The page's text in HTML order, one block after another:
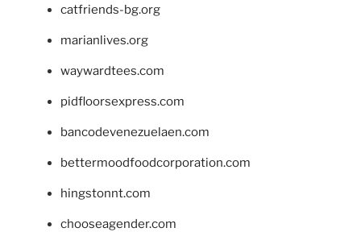
catfriends-bg.org
marianlives.org
waywardtees.com
pidfloorsexpress.com
bancodevenezuelaen.com
bettermoodfoodcorporation.com
hingstonnt.com
chooseagender.com